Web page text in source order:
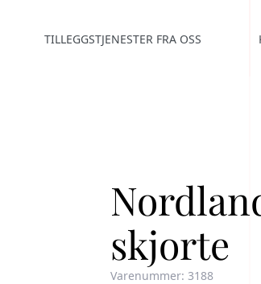
TILLEGGSTJENESTER FRA OSS
skjorte
Varenummer: 3188